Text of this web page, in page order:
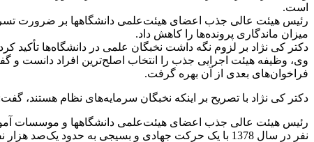
است.
رئیس هیئت عالی جذب اعضای هیئت‌علمی دانشگاهها بر ضرورت
میزان ماندگاری پرونده‌ها را کاهش داد.
دکتر کی نژاد بر لزوم نگه داشت نخبگان علمی در دانشگاه‌ها
وی، وظیفه هیئت اجرایی جذب را انتخاب اصلح‌ترین افراد دانست و
فراخوان‌های بعدی از آن بهره گرفت.
دکتر کی نژاد با تصریح بر اینکه نخبگان سرمایه‌های نظام هستند،
نفر در سال 1378 با یک حرکت جهادی و بسیجی به حدود یک‌صد هزار نفر رسیده است.